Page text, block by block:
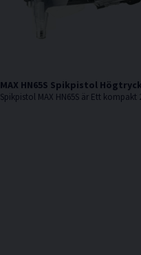
MAX HN65S Spikpistol